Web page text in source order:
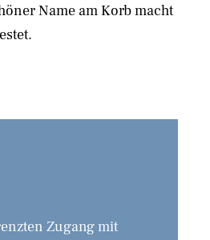
Name am Korb macht
Zugang mit